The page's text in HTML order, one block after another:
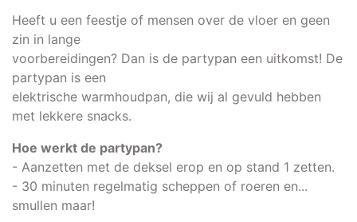
Heeft u een feestje of mensen over de vloer en geen
zin in lange
voorbereidingen? Dan is de partypan een uitkomst! De
partypan is een
elektrische warmhoudpan, die wij al gevuld hebben
met lekkere snacks.
Hoe werkt de partypan?
- Aanzetten met de deksel erop en op stand 1 zetten.
- 30 minuten regelmatig scheppen of roeren en...
smullen maar!